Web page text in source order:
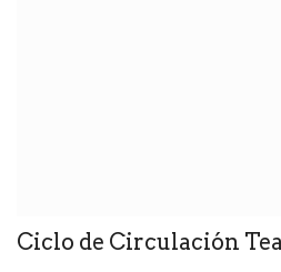
Ciclo de Circulación